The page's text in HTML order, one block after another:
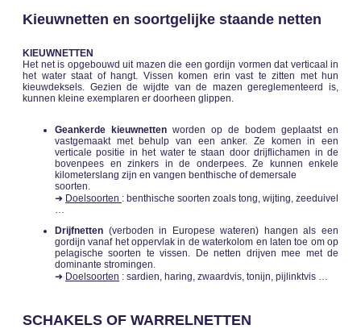
Kieuwnetten en soortgelijke staande netten
KIEUWNETTEN
Het net is opgebouwd uit mazen die een gordijn vormen dat verticaal in
het water staat of hangt. Vissen komen erin vast te zitten met hun
kieuwdeksels. Gezien de wijdte van de mazen gereglementeerd is,
kunnen kleine exemplaren er doorheen glippen.
Geankerde kieuwnetten worden op de bodem geplaatst en
vastgemaakt met behulp van een anker. Ze komen in een
verticale positie in het water te staan door drijflichamen in de
bovenpees en zinkers in de onderpees. Ze kunnen enkele
kilometerslang zijn en vangen benthische of demersale
soorten.
➜ Doelsoorten : benthische soorten zoals tong, wijting, zeeduivel
…
Drijfnetten (verboden in Europese wateren) hangen als een
gordijn vanaf het oppervlak in de waterkolom en laten toe om op
pelagische soorten te vissen. De netten drijven mee met de
dominante stromingen.
➜ Doelsoorten : sardien, haring, zwaardvis, tonijn, pijlinktvis …
SCHAKELS OF WARRELNETTEN